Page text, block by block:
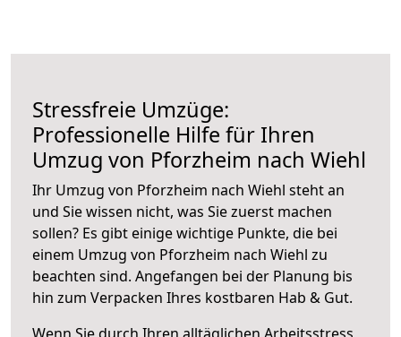
Stressfreie Umzüge:
Professionelle Hilfe für Ihren
Umzug von Pforzheim nach Wiehl
Ihr Umzug von Pforzheim nach Wiehl steht an
und Sie wissen nicht, was Sie zuerst machen
sollen? Es gibt einige wichtige Punkte, die bei
einem Umzug von Pforzheim nach Wiehl zu
beachten sind. Angefangen bei der Planung bis
hin zum Verpacken Ihres kostbaren Hab & Gut.